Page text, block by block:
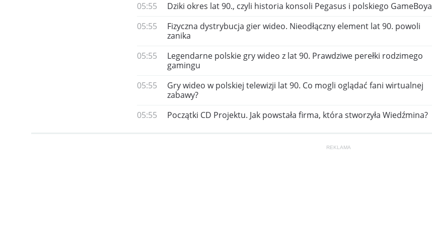
05:55
Dziki okres lat 90., czyli historia konsoli Pegasus i polskiego GameBoya
05:55
Fizyczna dystrybucja gier wideo. Nieodłączny element lat 90. powoli
zanika
05:55
Legendarne polskie gry wideo z lat 90. Prawdziwe perełki rodzimego
gamingu
05:55
Gry wideo w polskiej telewizji lat 90. Co mogli oglądać fani wirtualnej
zabawy?
05:55
Początki CD Projektu. Jak powstała firma, która stworzyła Wiedźmina?
REKLAMA